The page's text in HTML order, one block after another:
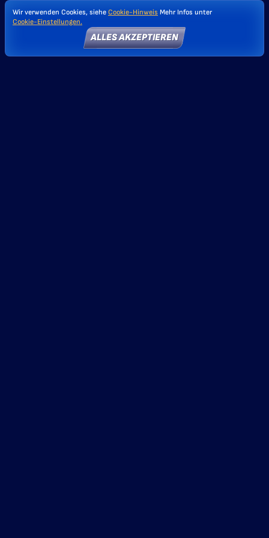
Wir verwenden Cookies, siehe Cookie-Hinweis Mehr Infos unter
Cookie-Einstellungen.
ALLES AKZEPTIEREN